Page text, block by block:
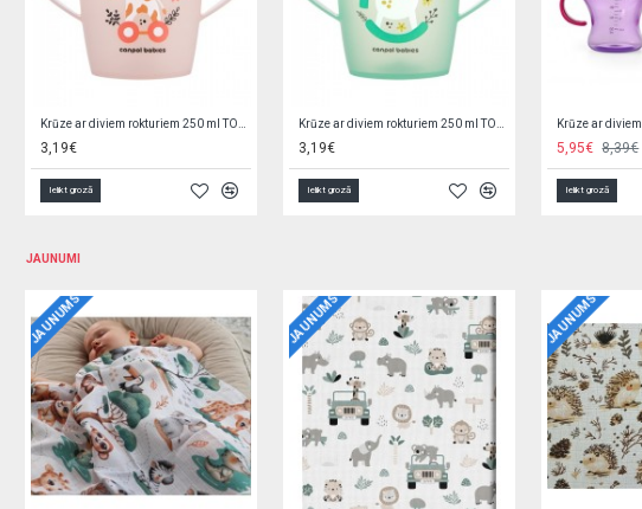
Krūze ar neslīdošu riņķi EXOTIC ANIMALS 2/100 transparent
2,75€
Ielikt grozā
Krūze ar neslīdošu riņķi EXOTIC ANIMALS 2/100 turqouise
2,75€
Ielikt grozā
2,75€
Ielikt grozā
JAUNUMI
JAUNUMS JAUNUMS JAUNUMS